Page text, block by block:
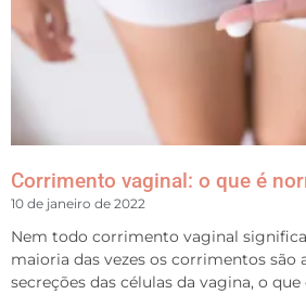
Corrimento vaginal: o que é
10 de janeiro de 2022
Nem todo corrimento vaginal
maioria das vezes os corrimentos são
secreções das células da vagina, o que